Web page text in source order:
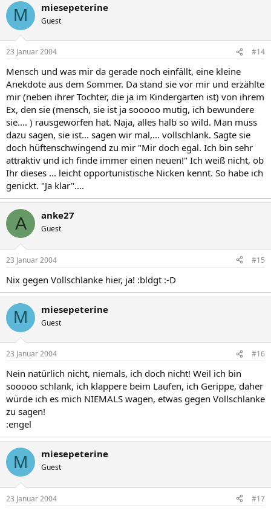
M miesepeterine
Guest
23 Januar 2004 #14
Mensch und was mir da gerade noch einfällt, eine kleine
Anekdote aus dem Sommer. Da stand sie vor mir und erzählte
mir (neben ihrer Tochter, die ja im Kindergarten ist) von ihrem
Ex, den sie (mensch, sie ist ja sooooo mutig, ich bewundere
sie.... ) rausgeworfen hat. Naja, alles halb so wild. Man muss
dazu sagen, sie ist... sagen wir mal,... vollschlank. Sagte sie
doch hüftenschwingend zu mir "Mir doch egal. Ich bin sehr
attraktiv und ich finde immer einen neuen!" Ich weiß nicht, ob
Ihr dieses ... leicht opportunistische Nicken kennt. So habe ich
genickt. "Ja klar"....
A anke27
Guest
23 Januar 2004 #15
Nix gegen Vollschlanke hier, ja! :bldgt :-D
M miesepeterine
Guest
23 Januar 2004 #16
Nein natürlich nicht, niemals, ich doch nicht! Weil ich bin
sooooo schlank, ich klappere beim Laufen, ich Gerippe, daher
würde ich es mich NIEMALS wagen, etwas gegen Vollschlanke
zu sagen!
:engel
M miesepeterine
Guest
23 Januar 2004 #17